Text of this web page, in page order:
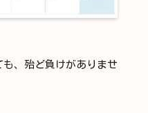
、殆ど負けがありませ